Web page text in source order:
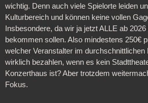
wichtig. Denn auch viele Spielorte leiden
Kulturbereich und können keine vollen
Insbesondere, da wir ja jetzt ALLE ab
bekommen sollen. Also mindestens 250€
welcher Veranstalter im durchschnittlichen
wirklich bezahlen, wenn es kein
Konzerthaus ist? Aber trotzdem
Fokus.